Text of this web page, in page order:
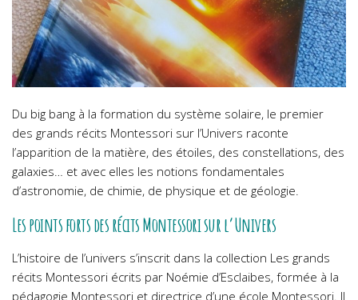
Du big bang à la formation du système solaire, le premier
des grands récits Montessori sur l’Univers raconte
l’apparition de la matière, des étoiles, des constellations, des
galaxies… et avec elles les notions fondamentales
d’astronomie, de chimie, de physique et de géologie.
Les points forts des récits Montessori sur l’Univers
L’histoire de l’univers s’inscrit dans la collection Les grands
récits Montessori écrits par Noémie d’Esclaibes, formée à la
pédagogie Montessori et directrice d’une école Montessori. Il